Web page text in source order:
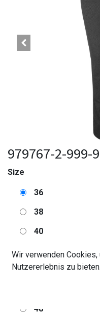
979767-2-999-
Size
36
38
40
44
48
Wir verwenden
Nutzererlebnis zu bieten.